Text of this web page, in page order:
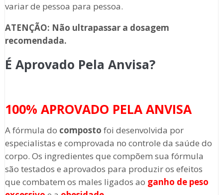
variar de pessoa para pessoa.
ATENÇÃO: Não ultrapassar a dosagem
recomendada.
É Aprovado Pela Anvisa?
100% APROVADO PELA ANVISA
A fórmula do composto foi desenvolvida por
especialistas e comprovada no controle da saúde do
corpo. Os ingredientes que compõem sua fórmula
são testados e aprovados para produzir os efeitos
que combatem os males ligados ao ganho de peso